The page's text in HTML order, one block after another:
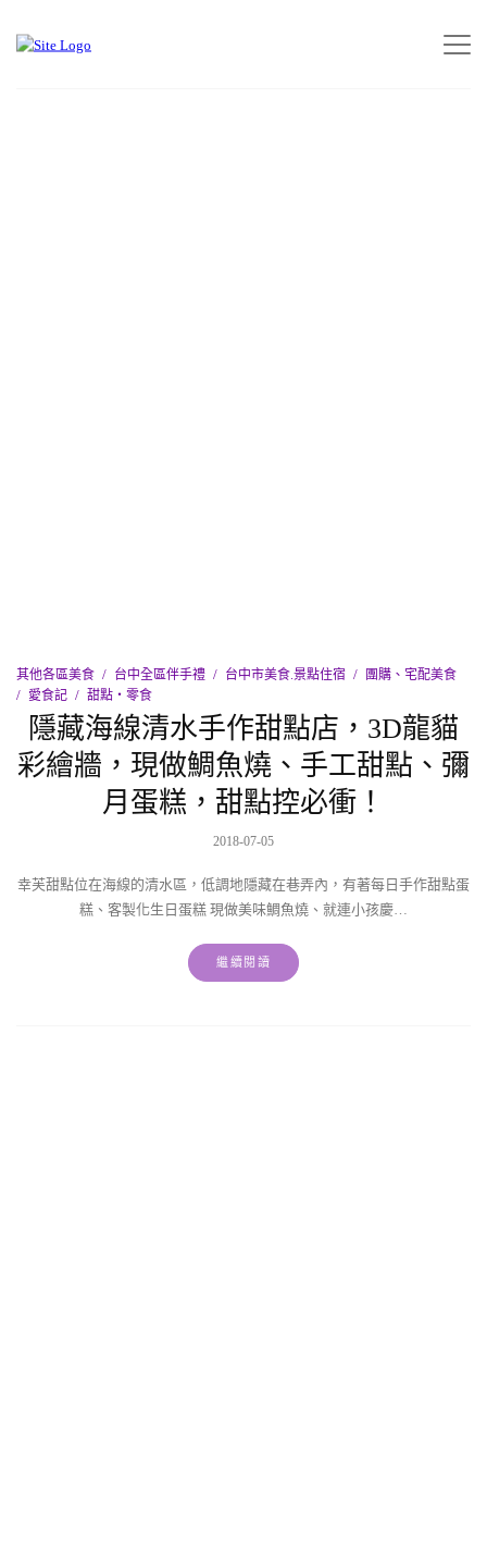
其他各區美食 台中全區伴手禮 台中市美食.景點住宿
團購、宅配美食
愛食記
甜點‧零食
隱藏海線清水手作甜點店，3D龍貓
彩繪牆，現做鯛魚燒、手工甜點、彌
月蛋糕，甜點控必衝！
2018-07-05
幸芙甜點位在海線的清水區，低調地隱藏在巷弄內，有著每日手作甜點蛋
糕、客製化生日蛋糕 現做美味鯛魚燒、就連小孩慶…
繼續閱讀